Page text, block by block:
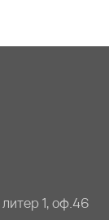
1, оф.46